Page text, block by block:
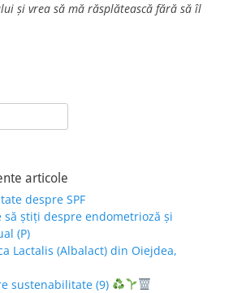
și vrea să mă răsplătească fără să îl
articole
despre SPF
să știți despre endometrioză și
(P)
Lactalis (Albalact) din Oiejdea,
sustenabilitate (9)